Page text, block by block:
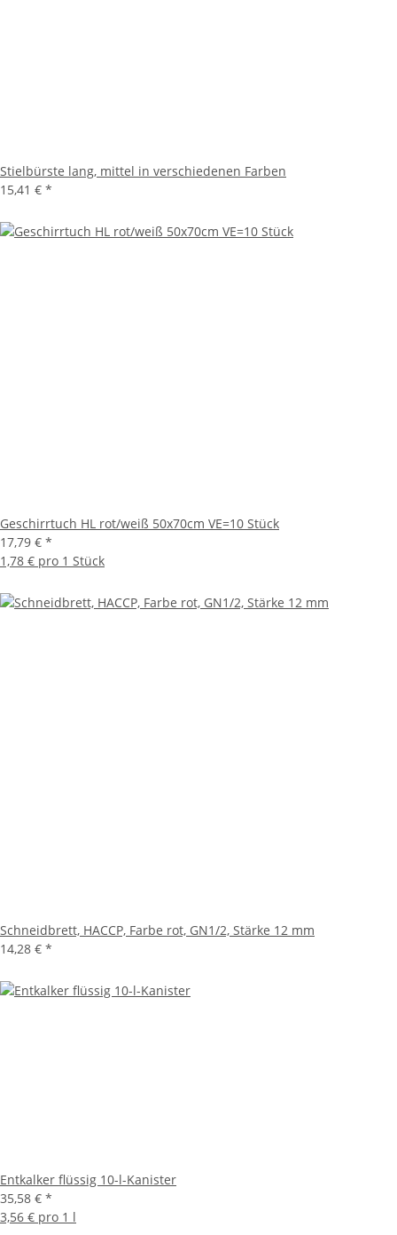
Stielbürste lang, mittel in verschiedenen Farben
15,41 € *
Geschirrtuch HL rot/weiß 50x70cm VE=10 Stück
17,79 € *
1,78 € pro 1 Stück
Schneidbrett, HACCP, Farbe rot, GN1/2, Stärke 12 mm
14,28 € *
Entkalker flüssig 10-l-Kanister
35,58 € *
3,56 € pro 1 l